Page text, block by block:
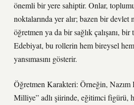
önemli bir yere sahiptir. Onlar,
noktalarında yer alır; bazen bir devlet
öğretmen ya da bir sağlık çalışanı, bir
Edebiyat, bu rollerin hem bireysel
yansımasını gösterir.
Öğretmen Karakteri: Örneğin,
Milliye” adlı şiirinde, eğitimci figürü,